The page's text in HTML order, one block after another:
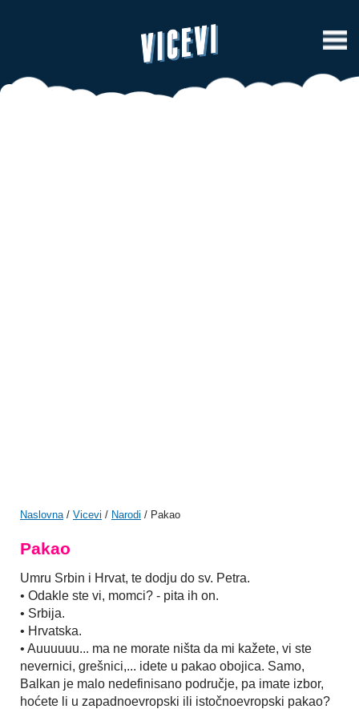
Naslovna/ Vicevi / Narodi / Pakao
Pakao
Umru Srbin i Hrvat, te dodju do sv. Petra.
• Odakle ste vi, momci? - pita ih on.
• Srbija.
• Hrvatska.
• Auuuuuu... ma ne morate ništa da mi kažete, vi ste
nevernici, grešnici,... idete u pakao obojica. Samo,
Balkan je malo nedefinisano područje, pa imate izbor,
hoćete li u zapadnoevropski ili istočnoevropski pakao?